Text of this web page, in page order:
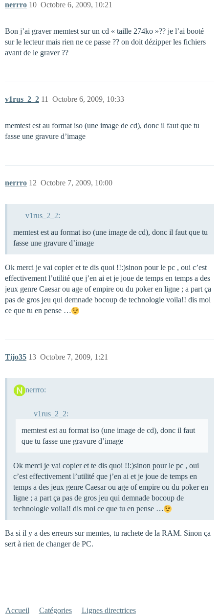
nerrro Octobre 6, 2009, 10:21
10
Bon j’ai graver memtest sur un cd « taille 274ko »?? je l’ai booté
sur le lecteur mais rien ne ce passe ?? on doit dézipper les fichiers
avant de le graver ??
v1rus_2_2 Octobre 6, 2009, 10:33
11
memtest est au format iso (une image de cd), donc il faut que tu
fasse une gravure d’image
nerrro Octobre 7, 2009, 10:00
12
v1rus_2_2:
memtest est au format iso (une image de cd), donc il faut que tu
fasse une gravure d’image
Ok merci je vai copier et te dis quoi !!:)sinon pour le pc , oui c’est
effectivement l’utilité que j’en ai et je joue de temps en temps a des
jeux genre Caesar ou age of empire ou du poker en ligne ; a part ça
pas de gros jeu qui demnade bocoup de technologie voila!! dis moi
ce que tu en pense …
Tijo35 Octobre 7, 2009, 1:21
13
nerrro:
v1rus_2_2:
memtest est au format iso (une image de cd), donc il faut
que tu fasse une gravure d’image
Ok merci je vai copier et te dis quoi !!:)sinon pour le pc , oui
c’est effectivement l’utilité que j’en ai et je joue de temps en
temps a des jeux genre Caesar ou age of empire ou du poker en
ligne ; a part ça pas de gros jeu qui demnade bocoup de
technologie voila!! dis moi ce que tu en pense …
Ba si il y a des erreurs sur memtes, tu rachete de la RAM. Sinon ça
sert à rien de changer de PC.
Accueil Catégories Lignes directrices